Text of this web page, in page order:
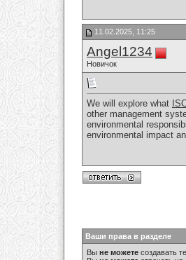
11.02.2025, 11:25
Angel1234
Новичок
We will explore what
other management
environmental
environmental impact
Ваши права в разделе
Вы не можете создавать